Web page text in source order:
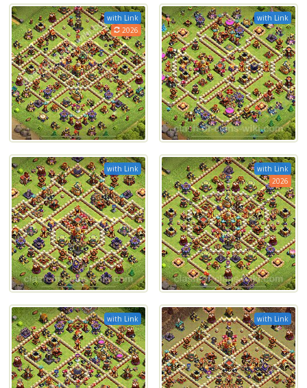
with Link
2026
with Link
with Link
with Link
2026
with Link with Link